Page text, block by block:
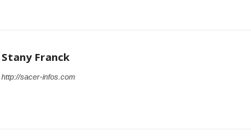
Stany Franck
http://sacer-infos.com